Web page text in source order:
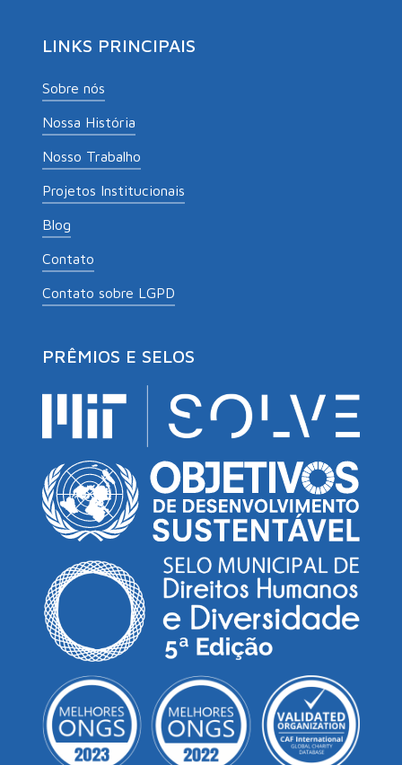
LINKS PRINCIPAIS
Sobre nós
Nossa História
Nosso Trabalho
Projetos Institucionais
Blog
Contato
Contato sobre LGPD
PRÊMIOS E SELOS